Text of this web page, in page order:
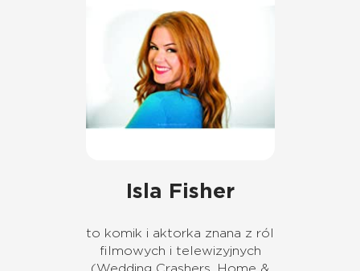
Isla Fisher
to komik i aktorka znana z ról
filmowych i telewizyjnych
(Wedding Crashers, Home &